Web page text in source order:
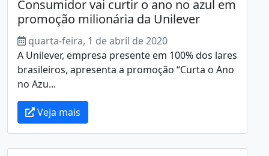
Consumidor vai curtir o ano no azul em
promoção milionária da Unilever
quarta-feira, 1 de abril de 2020
A Unilever, empresa presente em 100% dos lares
brasileiros, apresenta a promoção “Curta o Ano
no Azu...
Veja mais